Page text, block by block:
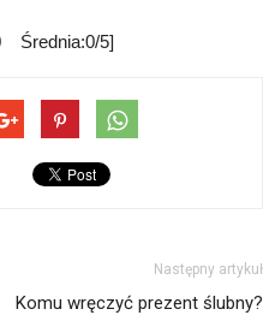
Średnia:0/5]
Następny artykuł
Komu wręczyć prezent ślubny?